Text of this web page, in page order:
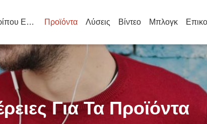
Περίπου Εμείς Προϊόντα Λύσεις Βίντεο Μπλογκ
Για Τα Προϊόντα